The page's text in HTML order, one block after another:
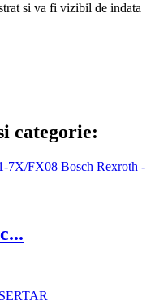
si va fi vizibil de indata
categorie: